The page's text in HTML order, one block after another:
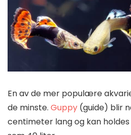
En av de mer populære
de minste. Guppy (guide) blir
centimeter lang og kan